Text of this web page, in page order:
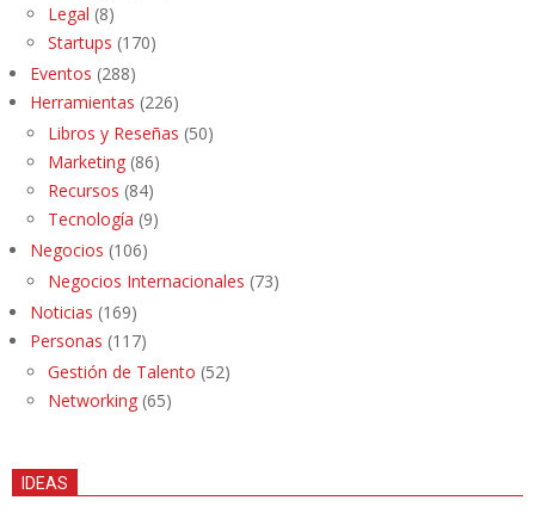
Legal (8)
Startups (170)
Eventos (288)
Herramientas (226)
Libros y Reseñas (50)
Marketing (86)
Recursos (84)
Tecnología (9)
Negocios (106)
Negocios Internacionales (73)
Noticias (169)
Personas (117)
Gestión de Talento (52)
Networking (65)
IDEAS